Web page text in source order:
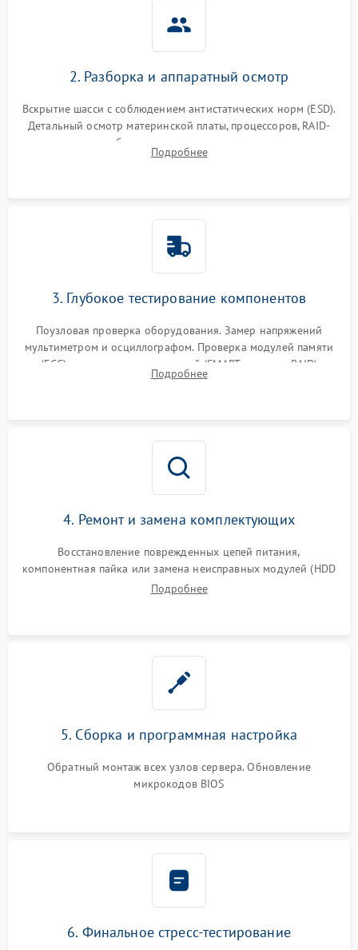
2. Разборка и аппаратный осмотр
Вскрытие шасси с соблюдением антистатических норм (ESD).
Детальный осмотр материнской платы, процессоров, RAID-
контроллеров и блоков питания на наличие термических
повреждений, прогаров или окислений.
Подробнее
3. Глубокое тестирование компонентов
Поузловая проверка оборудования. Замер напряжений
мультиметром и осциллографом. Проверка модулей памяти
(ECC) и состояния накопителей (SMART, массивы RAID)
специализированными диагностическими утилитами.
Подробнее
4. Ремонт и замена комплектующих
Восстановление поврежденных цепей питания,
компонентная пайка или замена неисправных модулей (HDD
Подробнее
5. Сборка и программная настройка
Обратный монтаж всех узлов сервера. Обновление
микрокодов BIOS
6. Финальное стресс-тестирование